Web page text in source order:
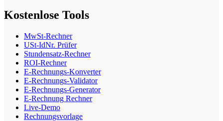
Kostenlose Tools
MwSt-Rechner
USt-IdNr. Prüfer
Stundensatz-Rechner
ROI-Rechner
E-Rechnungs-Konverter
E-Rechnungs-Validator
E-Rechnungs-Generator
E-Rechnung Rechner
Live-Demo
Rechnungsvorlage